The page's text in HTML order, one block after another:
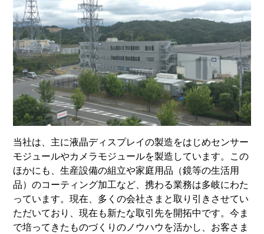
当社は、主に液晶ディスプレイの製造をはじめセンサー
モジュールやカメラモジュールを製造しています。この
ほかにも、生産設備の組立や家庭用品（鏡等の生活用
品）のコーティング加工など、携わる業務は多岐にわた
っています。現在、多くの会社さまと取り引きさせてい
ただいており、現在も新たな取引先を開拓中です。今ま
で培ってきたものづくりのノウハウを活かし、お客さま